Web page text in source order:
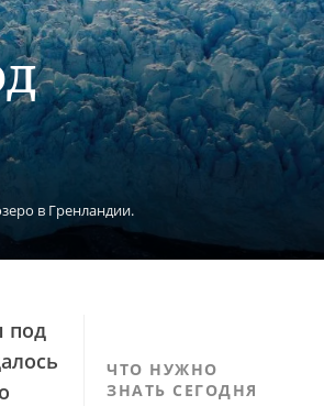
в Гренландии.
под
ЧТО НУЖНО
ЗНАТЬ СЕГОДНЯ